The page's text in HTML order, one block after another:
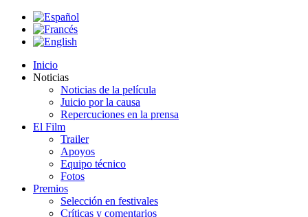
Inicio
Noticias
Noticias de la película
Juicio por la causa
Repercuciones en la prensa
El Film
Trailer
Apoyos
Equipo técnico
Fotos
Premios
Selección en festivales
Críticas y comentarios